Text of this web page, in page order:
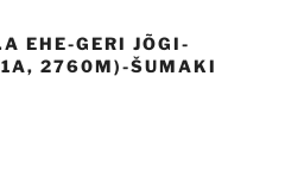
EHE-GERI JÕGI-
2760M)-ŠUMAKI